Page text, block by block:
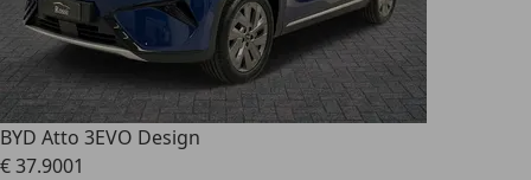
BYD Atto 3EVO Design
€ 37.9001